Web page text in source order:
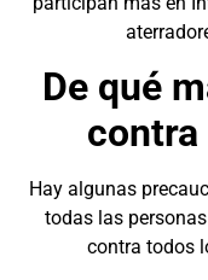
De qué
Hay algunas
todas las
contra todos